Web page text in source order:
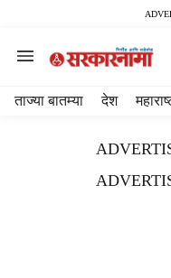
ताज्या बातम्या देश